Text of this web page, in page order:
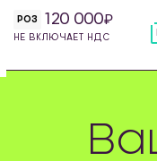
РОЗ 120 000
НЕ ВКЛЮЧАЕТ НДС